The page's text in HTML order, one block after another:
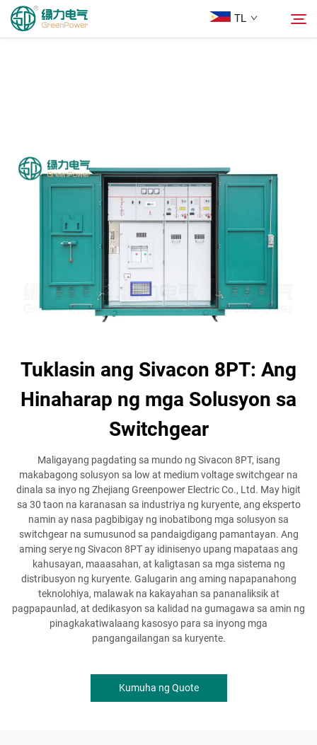
TL
Tungkol Sa Amin
Mga Solusyon
Makipag-ugnayan sa Amin
Tuklasin ang Sivacon 8PT: Ang
Hinaharap ng mga Solusyon sa
Switchgear
Maligayang pagdating sa mundo ng Sivacon 8PT, isang
makabagong solusyon sa low at medium voltage switchgear na
dinala sa inyo ng Zhejiang Greenpower Electric Co., Ltd. May higit
sa 30 taon na karanasan sa industriya ng kuryente, ang eksperto
namin ay nasa pagbibigay ng inobatibong mga solusyon sa
switchgear na sumusunod sa pandaigdigang pamantayan. Ang
aming serye ng Sivacon 8PT ay idinisenyo upang mapataas ang
kahusayan, maaasahan, at kaligtasan sa mga sistema ng
distribusyon ng kuryente. Galugarin ang aming napapanahong
teknolohiya, malawak na kakayahan sa pananaliksik at
pagpapaunlad, at dedikasyon sa kalidad na gumagawa sa amin ng
pinagkakatiwalaang kasosyo para sa inyong mga
pangangailangan sa kuryente.
Kumuha ng Quote